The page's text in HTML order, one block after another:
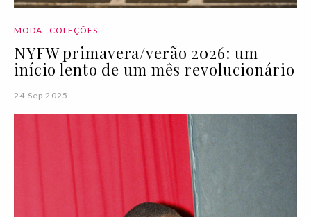
MODA COLEÇÕES
NYFW primavera/verão 2026: um
início lento de um mês revolucionário
24 Sep 2025